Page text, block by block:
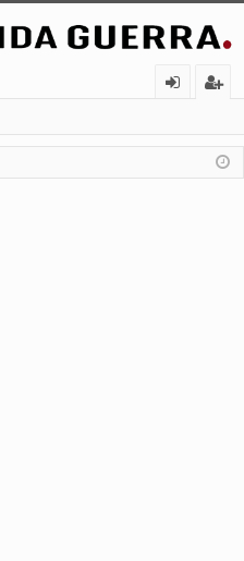
nt
ifi
ist
ra